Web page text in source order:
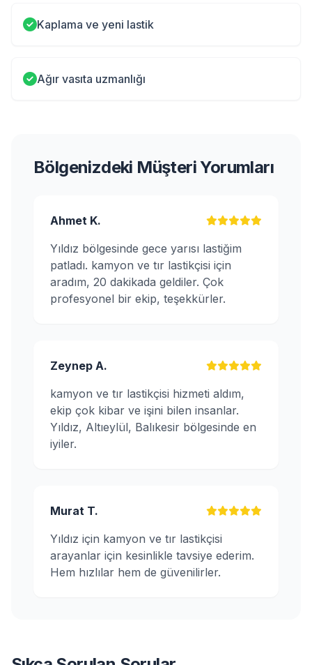
Kaplama ve yeni lastik
Ağır vasıta uzmanlığı
Bölgenizdeki Müşteri Yorumları
Ahmet K.
Yıldız bölgesinde gece yarısı lastiğim
patladı. kamyon ve tır lastikçisi için
aradım, 20 dakikada geldiler. Çok
profesyonel bir ekip, teşekkürler.
Zeynep A.
kamyon ve tır lastikçisi hizmeti aldım,
ekip çok kibar ve işini bilen insanlar.
Yıldız, Altıeylül, Balıkesir bölgesinde en
iyiler.
Murat T.
Yıldız için kamyon ve tır lastikçisi
arayanlar için kesinlikle tavsiye ederim.
Hem hızlılar hem de güvenilirler.